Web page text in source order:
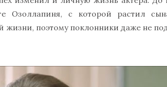
Озоллапиня, с которой растил
жизни, поэтому поклонники даже не